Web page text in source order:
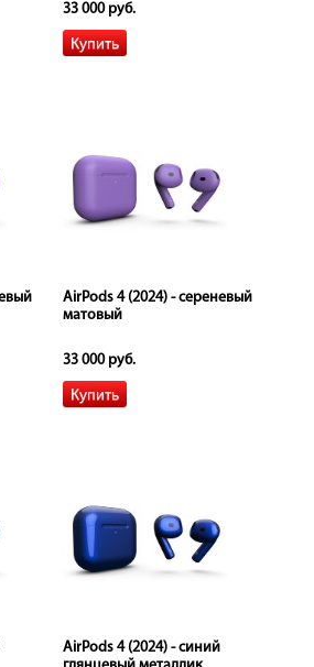
33 000 руб.
AirPods 4 (2024) - сереневый
матовый
33 000 руб.
AirPods 4 (2024) - синий